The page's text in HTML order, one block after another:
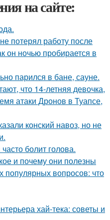
на сайте:
потерял работу после
он ночью пробирается в
парился в бане, сауне.
что 14-летняя девочка,
атаки Дронов в Туапсе,
конский навоз, но не
болит голова.
и почему они полезны
популярных вопросов: что
хай-тека: советы и